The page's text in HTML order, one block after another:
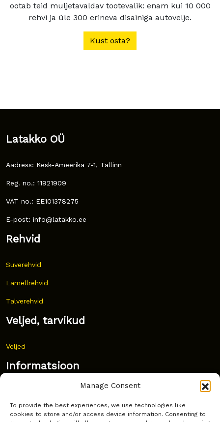
Manage Consent
To provide the best experiences, we use technologies like
cookies to store and/or access device information. Consenting to
ootab teid muljetavaldav tootevalik: enam kui 10 000
rehvi ja üle 300 erineva disainiga autovelje.
Kust osta?
Latakko OÜ
Aadress: Kesk-Ameerika 7-1, Tallinn
Reg. no.: 11921909
VAT no.: EE101378275
E-post: info@latakko.ee
Rehvid
Suverehvid
Lamellrehvid
Talverehvid
Veljed, tarvikud
Veljed
Informatsioon
Korduma kippuvad küsimused